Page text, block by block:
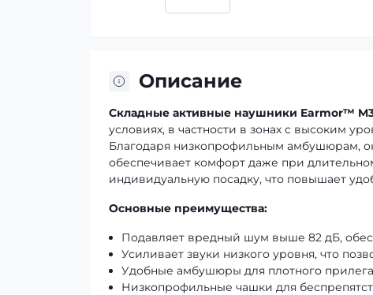
Описание
Складные активные наушники Earmor™
условиях, в частности в зонах с высоким
Благодаря низкопрофильным амбушюрам,
обеспечивает комфорт даже при
индивидуальную посадку, что повышает
Основные преимущества:
Подавляет вредный шум выше 82 дБ,
Усиливает звуки низкого уровня, что
Удобные амбушюры для плотного
Низкопрофильные чашки для